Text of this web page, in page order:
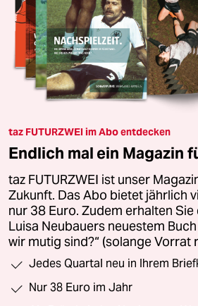
taz FUTURZWEI im Abo entdecken
Endlich mal ein Magazin
taz FUTURZWEI ist unser
Zukunft. Das Abo bietet jährlich
nur 38 Euro. Zudem erhalten
Luisa Neubauers neuestem Buch
wir mutig sind?“ (solange Vorrat
Jedes Quartal neu in Ihrem
Nur 38 Euro im Jahr